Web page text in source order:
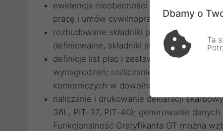
ewidencja nieobecności w pracy
pracę i umów cywilnoprawnych (wybrane
rozbudowane składniki płacowe
definiowalne, składniki automatyczne,
definicje list płac i zestawów płacowych,
wynagrodzeń; rozliczanie ewidencji czasu
komorniczych w dowolnej liście płac;
naliczanie i drukowanie deklaracji
36L, PIT-37, PIT-40); generowanie
Funkcjonalność Gratyfikanta GT można
Dbamy o
Ta